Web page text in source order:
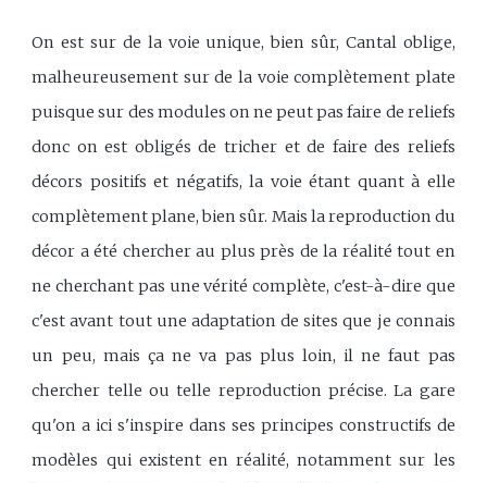
On est sur de la voie unique, bien sûr, Cantal oblige,
malheureusement sur de la voie complètement plate
puisque sur des modules on ne peut pas faire de reliefs
donc on est obligés de tricher et de faire des reliefs
décors positifs et négatifs, la voie étant quant à elle
complètement plane, bien sûr. Mais la reproduction du
décor a été chercher au plus près de la réalité tout en
ne cherchant pas une vérité complète, c'est-à-dire que
c'est avant tout une adaptation de sites que je connais
un peu, mais ça ne va pas plus loin, il ne faut pas
chercher telle ou telle reproduction précise. La gare
qu'on a ici s'inspire dans ses principes constructifs de
modèles qui existent en réalité, notamment sur les